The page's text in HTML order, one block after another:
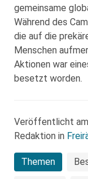
gemeinsame
Während des
die auf die
Menschen
Aktionen war
besetzt worden.
Veröffentlicht am
Redaktion in
Themen